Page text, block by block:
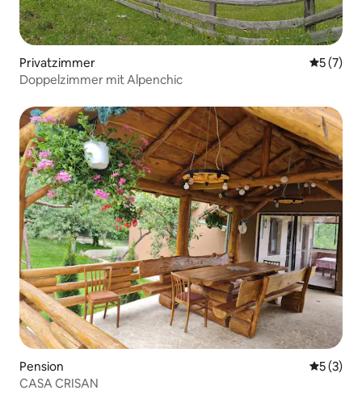
Privatzimmer
5 (7)
Doppelzimmer mit Alpenchic
Pension
5 (3)
CASA CRISAN